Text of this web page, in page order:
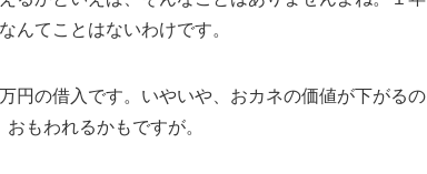
てことはないわけです。
円の借入です。いやいや、おカネの価値が下がるの
もわれるかもですが。